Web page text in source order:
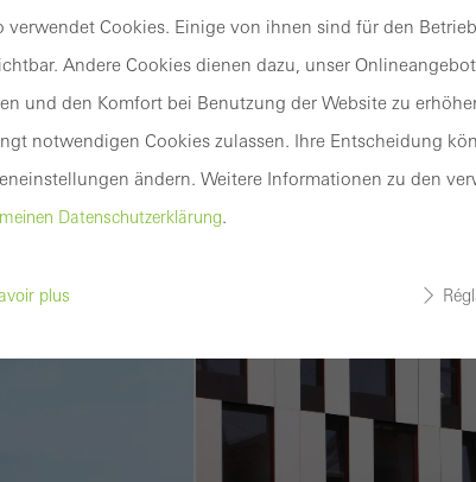
en toiture avec une grande flexibilité et des
y compris l’optimisation des processus de
éventail de systèmes, il existe des solutions
les plus diverses.
de garde-corps transparent et intégré au profilé
dans l’apparence extérieure de la façade.
en
référence
verwendet Cookies. Einige von ihnen sind für den
Andere Cookies dienen dazu, unser
und den Komfort bei Benutzung der Website zu
notwendigen Cookies zulassen. Ihre Entscheidung
ändern. Weitere Informationen zu den
Datenschutzerklärung.
plus
Les cookies requis (essentiels, fonctionnels,
Les cookies sont techniquement nécessaires au
et ne peuvent pas être désactivés. Sans ces